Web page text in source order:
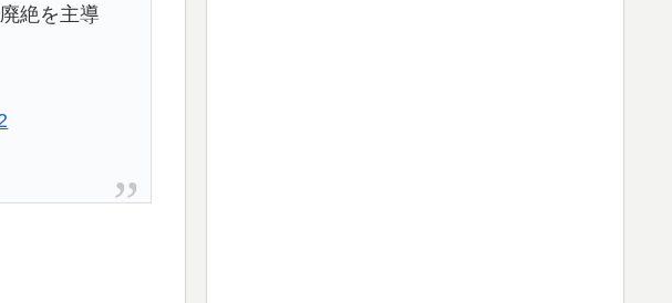
年の消えた
い」「日本
渉の壁に..現地
絶を主導